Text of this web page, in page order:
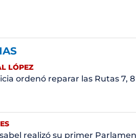
LÓPEZ
ordenó reparar las Rutas 7, 8
realizó su primer